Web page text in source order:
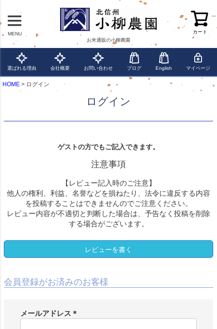
MENU
お米通販の小柳農園
カート
選ばれる理由 会社概要 お問い合わせ ブログ English マイページ
HOME ログイン
ログイン
ゲストの方でもご記入できます。
注意事項
【レビュー記入時のご注意】
他人の権利、利益、名誉などを損ねたり、法令に違反する内容
を投稿することはできませんのでご注意ください。
レビュー内容が不適切と判断した場合は、予告なく投稿を削除
する場合がございます。
レビューを書く
会員登録がお済みのお客様
メールアドレス